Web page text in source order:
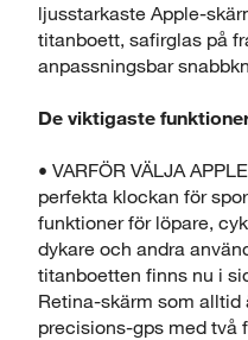
ljusstarkaste Apple-
titanboett, safirglas på
anpassningsbar
De viktigaste
• VARFÖR VÄLJA
perfekta klockan för
funktioner för löpare,
dykare och andra
titanboetten finns nu i
Retina-skärm som alltid
precisions-gps med två